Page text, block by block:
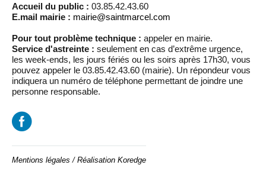
Accueil du public : 03.85.42.43.60
E.mail mairie : mairie@saintmarcel.com
Pour tout problème technique : appeler en mairie.
Service d'astreinte : seulement en cas d’extrême urgence,
les week-ends, les jours fériés ou les soirs après 17h30, vous
pouvez appeler le 03.85.42.43.60 (mairie). Un répondeur vous
indiquera un numéro de téléphone permettant de joindre une
personne responsable.
Mentions légales / Réalisation Koredge